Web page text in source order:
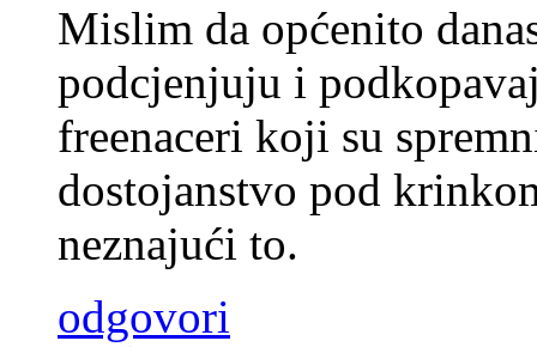
Mislim da općenito
podcjenjuju i
freenaceri koji su
dostojanstvo pod
neznajući to.
odgovori